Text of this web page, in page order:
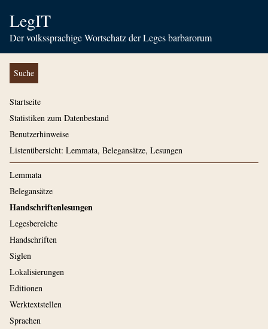
LegIT
Der volkssprachige Wortschatz der Leges barbarorum
Suche
Startseite
Statistiken zum Datenbestand
Benutzerhinweise
Listenübersicht: Lemmata, Belegansätze, Lesungen
Lemmata
Belegansätze
Handschriftenlesungen
Legesbereiche
Handschriften
Siglen
Lokalisierungen
Editionen
Werktextstellen
Sprachen